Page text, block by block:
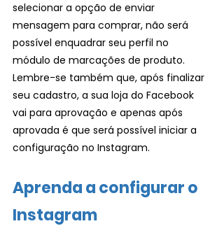
selecionar a opção de enviar
mensagem para comprar, não será
possível enquadrar seu perfil no
módulo de marcações de produto.
Lembre-se também que, após finalizar
seu cadastro, a sua loja do Facebook
vai para aprovação e apenas após
aprovada é que será possível iniciar a
configuração no Instagram.
Aprenda a configurar o
Instagram